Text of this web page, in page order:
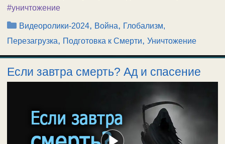
#уничтожение
Рубрики
Видеоролики-2024, Война, Глобализм,
Перезагрузка, Подготовка к Смерти, Уничтожение
Если завтра смерть? Ад и спасение